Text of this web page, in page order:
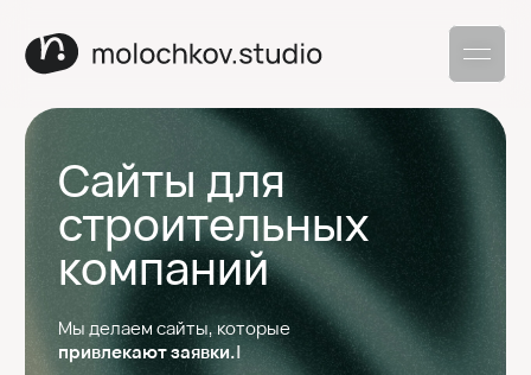
Мы делаем сайты, которые
Сайты для
строительных
компаний